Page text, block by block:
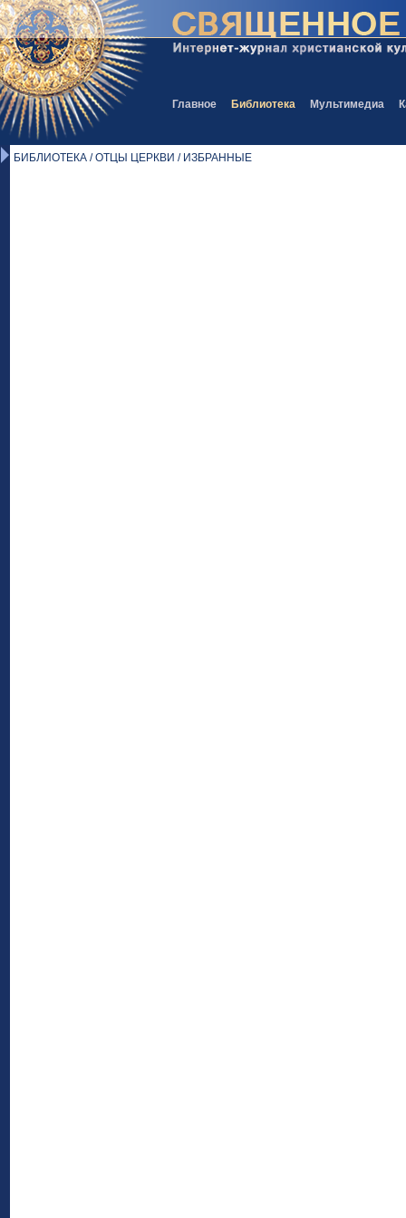
Главное Библиотека Мультимедиа
БИБЛИОТЕКА / ОТЦЫ ЦЕРКВИ / ИЗБРАННЫЕ